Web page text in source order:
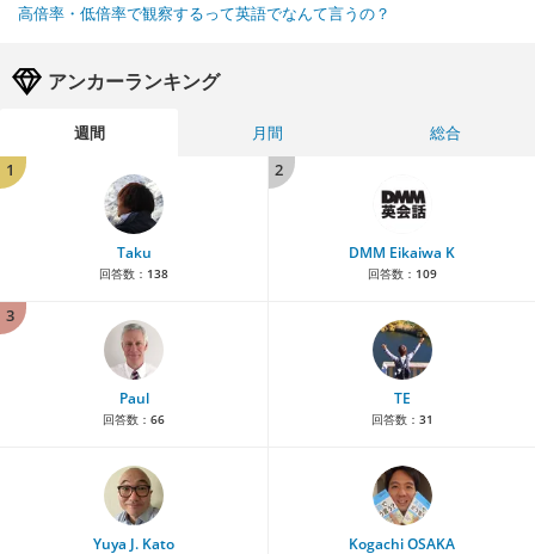
高倍率・低倍率で観察するって英語でなんて言うの？
アンカーランキング
週間 月間
総合
1
Taku
回答数： 138
2
DMM Eikaiwa K
回答数： 109
3
Paul
回答数： 66
TE
回答数： 31
Yuya J. Kato Kogachi OSAKA